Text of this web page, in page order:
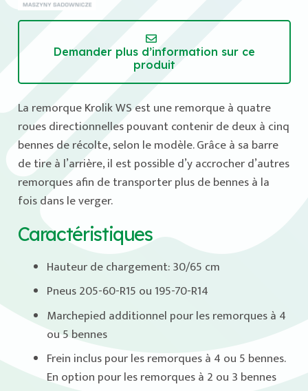
Demander plus d’information sur ce
produit
La remorque Krolik WS est une remorque à quatre
roues directionnelles pouvant contenir de deux à cinq
bennes de récolte, selon le modèle. Grâce à sa barre
de tire à l’arrière, il est possible d’y accrocher d’autres
remorques afin de transporter plus de bennes à la
fois dans le verger.
Caractéristiques
Hauteur de chargement: 30/65 cm
Pneus 205-60-R15 ou 195-70-R14
Marchepied additionnel pour les remorques à 4
ou 5 bennes
Frein inclus pour les remorques à 4 ou 5 bennes.
En option pour les remorques à 2 ou 3 bennes